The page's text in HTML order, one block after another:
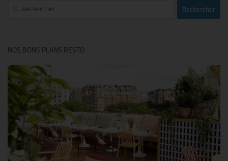
Rechercher :
NOS BONS PLANS RESTO